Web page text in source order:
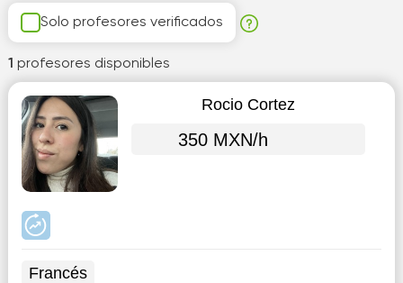
Solo profesores verificados
1 profesores disponibles
Rocio Cortez
350 MXN/h
Francés